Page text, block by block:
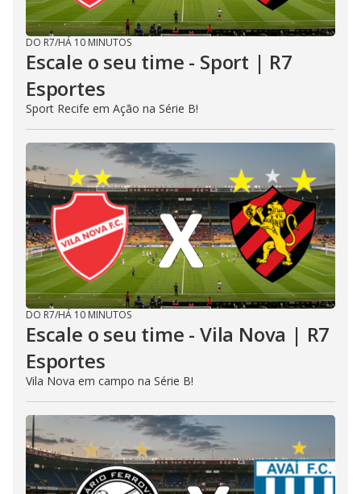
DO R7/HÁ 10 MINUTOS
Escale o seu time - Sport | R7
Esportes
Sport Recife em Ação na Série B!
DO R7/HÁ 10 MINUTOS
Escale o seu time - Vila Nova | R7
Esportes
Vila Nova em campo na Série B!